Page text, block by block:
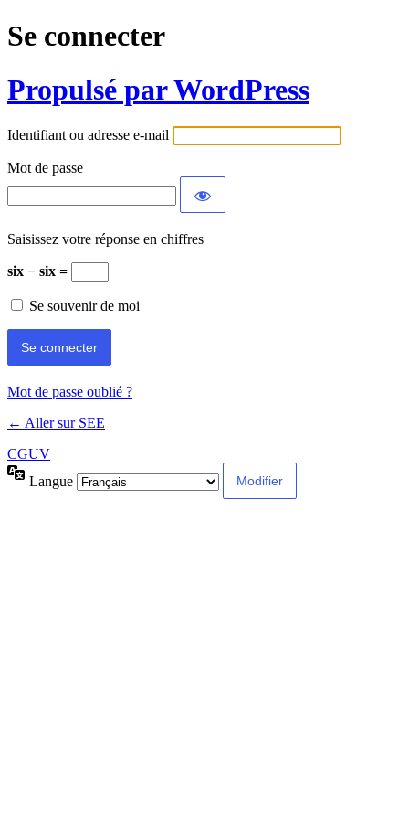
Se connecter
Propulsé par WordPress
Identifiant ou adresse e-mail
Mot de passe
Saisissez votre réponse en chiffres
six − six =
Se souvenir de moi
Mot de passe oublié ?
← Aller sur SEE
CGUV
Langue